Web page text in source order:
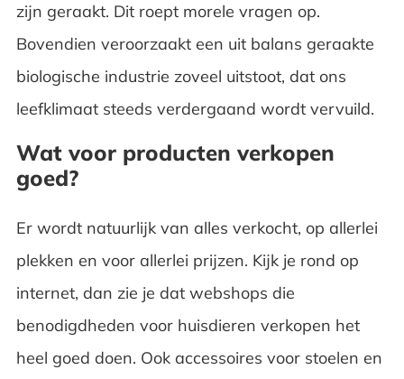
zijn geraakt. Dit roept morele vragen op.
Bovendien veroorzaakt een uit balans geraakte
biologische industrie zoveel uitstoot, dat ons
leefklimaat steeds verdergaand wordt vervuild.
Wat voor producten verkopen
goed?
Er wordt natuurlijk van alles verkocht, op allerlei
plekken en voor allerlei prijzen. Kijk je rond op
internet, dan zie je dat webshops die
benodigdheden voor huisdieren verkopen het
heel goed doen. Ook accessoires voor stoelen en